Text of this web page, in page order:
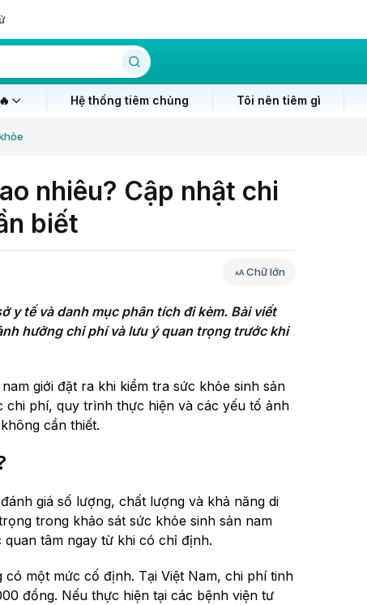
Hệ thống tiêm chủng Tôi nên tiêm gì
nhiêu? Cập nhật chi
biết
Chữ lớn
y tế và danh mục phân tích đi kèm. Bài viết
hưởng chi phí và lưu ý quan trọng trước khi
giới đặt ra khi kiểm tra sức khỏe sinh sản
chi phí, quy trình thực hiện và các yếu tố ảnh
cần thiết.
giá số lượng, chất lượng và khả năng di
trong khảo sát sức khỏe sinh sản nam
tâm ngay từ khi có chỉ định.
một mức cố định. Tại Việt Nam, chi phí tinh
đồng. Nếu thực hiện tại các bệnh viện tư